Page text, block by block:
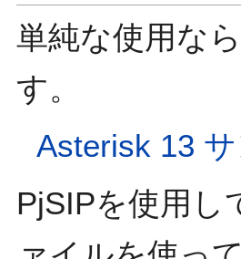
単純な使用な
す。
Asterisk 13
PjSIPを使用し